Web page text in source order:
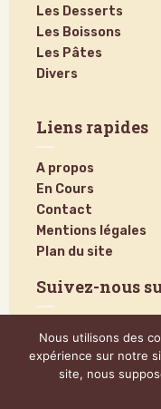
Les Desserts
Les Boissons
Les Pâtes
Divers
Liens rapides
A propos
En Cours
Contact
Mentions légales
Plan du site
Suivez-nous
@2024 – Tous
Nous utilisons des
expérience sur notre
site, nous